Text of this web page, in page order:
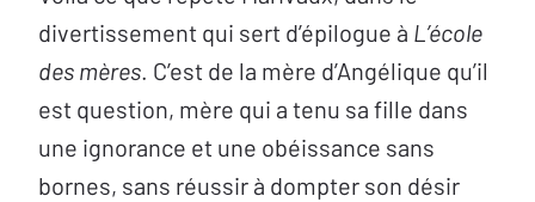
divertissement qui sert d’épilogue à L’école
des mères. C’est de la mère d’Angélique qu’il
est question, mère qui a tenu sa fille dans
une ignorance et une obéissance sans
bornes, sans réussir à dompter son désir